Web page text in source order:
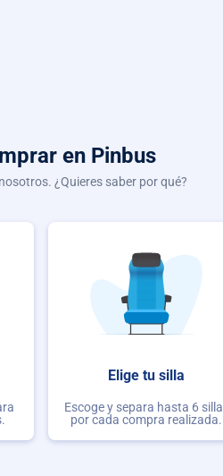
en Pinbus
¿Quieres saber por qué?
Elige tu silla
Escoge y separa hasta 6
por cada compra realizada.